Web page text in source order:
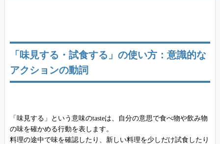
「味見する・試食する」の使い方：意識的な
アクションの動詞
「味見する」という意味のtasteは、自分の意思で食べ物や飲み物
の味を確かめる行動を表します。
料理の途中で味を確認したり、新しい料理を少しだけ試食したり